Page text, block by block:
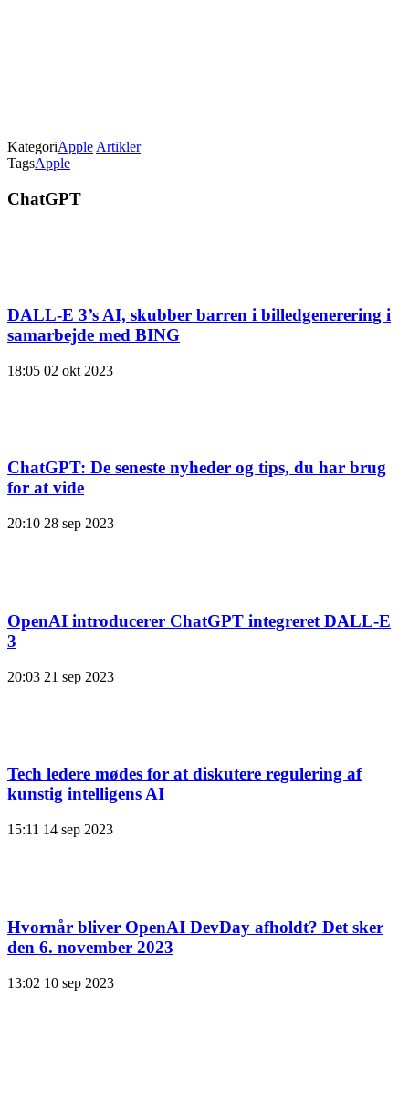
KategoriApple Artikler
TagsApple
ChatGPT
DALL-E 3’s AI, skubber barren i billedgenerering i
samarbejde med BING
18:05 02 okt 2023
ChatGPT: De seneste nyheder og tips, du har brug
for at vide
20:10 28 sep 2023
OpenAI introducerer ChatGPT integreret DALL-E
3
20:03 21 sep 2023
Tech ledere mødes for at diskutere regulering af
kunstig intelligens AI
15:11 14 sep 2023
Hvornår bliver OpenAI DevDay afholdt? Det sker
den 6. november 2023
13:02 10 sep 2023